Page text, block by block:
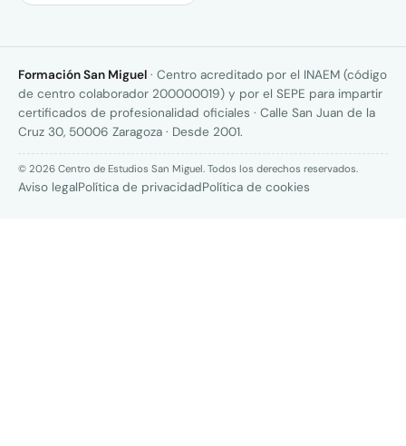
Formación San Miguel · Centro acreditado por el INAEM (código
de centro colaborador 200000019) y por el SEPE para impartir
certificados de profesionalidad oficiales · Calle San Juan de la
Cruz 30, 50006 Zaragoza · Desde 2001.
© 2026 Centro de Estudios San Miguel. Todos los derechos reservados.
Aviso legalPolítica de privacidadPolítica de cookies